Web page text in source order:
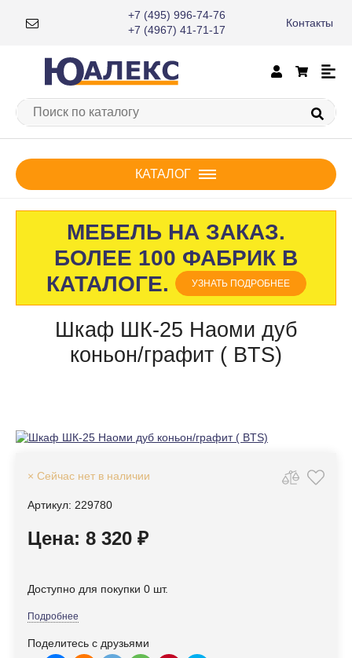
+7 (495) 996-74-76
+7 (4967) 41-71-17
Контакты
×
КАТАЛОГ
МЕБЕЛЬ НА ЗАКАЗ.
БОЛЕЕ 100 ФАБРИК В
КАТАЛОГЕ.
УЗНАТЬ ПОДРОБНЕЕ
Шкаф ШК-25 Наоми дуб
коньон/графит ( BTS)
× Сейчас нет в наличии
Артикул: 229780
Цена: 8 320 ₽
Доступно для покупки 0 шт.
Подробнее
Поделитесь с друзьями